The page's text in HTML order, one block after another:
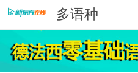
多语种